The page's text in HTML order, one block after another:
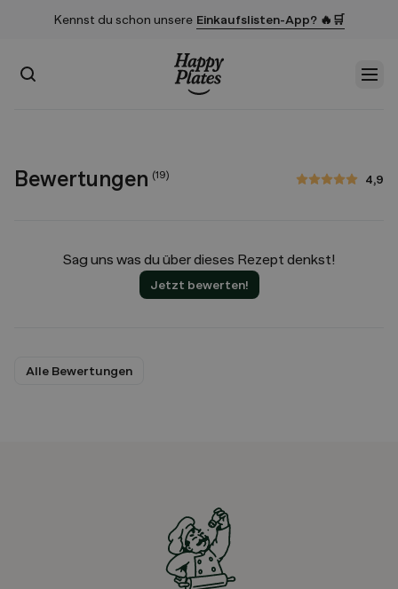
Kennst du schon unsere Einkaufslisten-App? 🔥🛒
Suchen
Bewertungen (19) 4,9
4,9 von 5 Sternen
Sag uns was du über dieses Rezept denkst!
Jetzt bewerten!
Alle Bewertungen